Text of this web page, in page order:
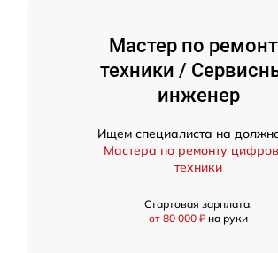
Мастер по
техники /
инженер
Ищем специалиста на
Мастера по ремонту
техники
Стартовая зарплата:
от 80 000 ₽ на руки